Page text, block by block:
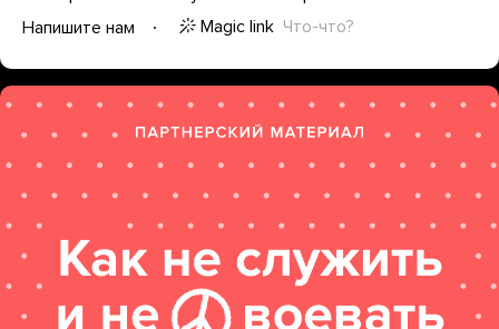
Напишите нам
Magic link Что-что?